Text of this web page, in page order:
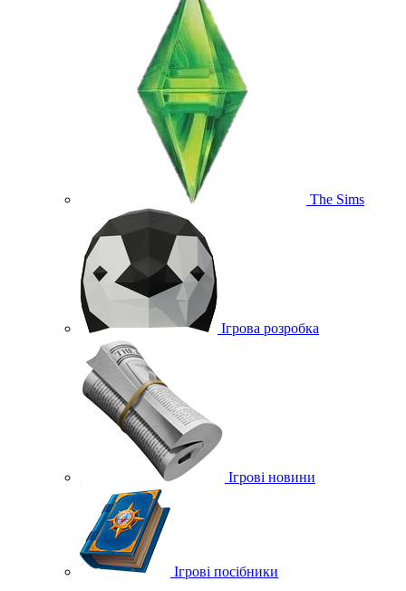
The Sims
Ігрова розробка
Ігрові новини
Ігрові посібники